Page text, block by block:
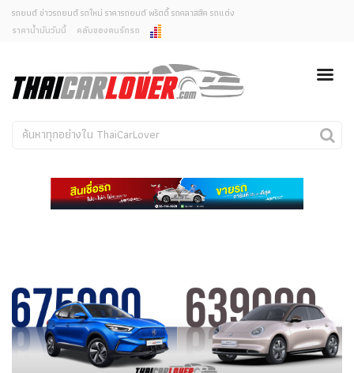
ยกเลิกการแจ้งเตือน
คุณต้องการยกเลิกการแจ้งเตือนข่าวสารเมื่อมีการอัพเดต
ใช่หรือไม่?
ไม่
รถยนต์ ข่าวรถยนต์ รถใหม่ ราคารถยนต์ พริตตี้ รถคลาสสิค รถแต่ง
ราคาน้ำมันวันนี้
คลับของคนรักรถ
รถใหม่
คนรักรถ
งานแสดงรถ